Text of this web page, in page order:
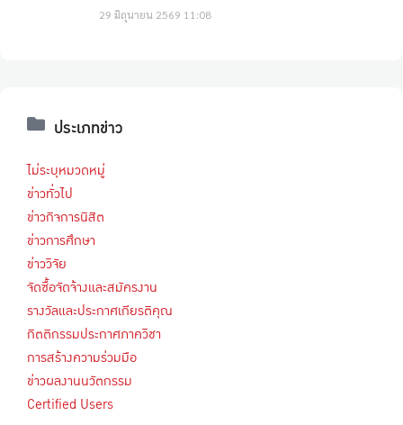
29 มิถุนายน 2569 11:08
ประเภทข่าว
ไม่ระบุหมวดหมู่
ข่าวทั่วไป
ข่าวกิจการนิสิต
ข่าวการศึกษา
ข่าววิจัย
จัดซื้อจัดจ้างและสมัครงาน
รางวัลและประกาศเกียรติคุณ
กิตติกรรมประกาศภาควิชา
การสร้างความร่วมมือ
ข่าวผลงานนวัตกรรม
Certified Users